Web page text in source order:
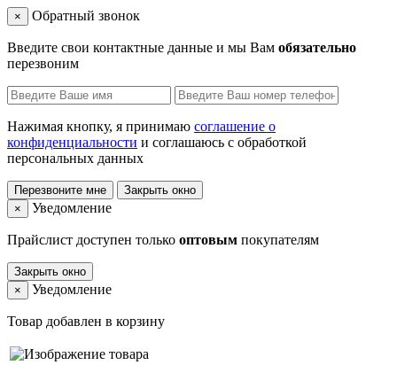
× Обратный звонок
Введите свои контактные данные и мы Вам обязательно
перезвоним
Нажимая кнопку, я принимаю соглашение о
конфиденциальности и соглашаюсь с обработкой
персональных данных
Перезвоните мне
Закрыть окно
×
Уведомление
Прайслист доступен только оптовым покупателям
Закрыть окно
×
Уведомление
Товар добавлен в корзину